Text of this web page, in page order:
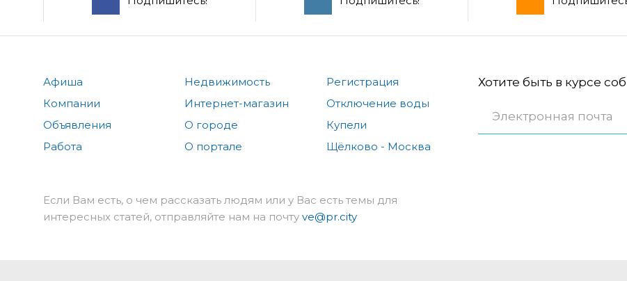
Афиша
Компании
Объявления
Работа
Недвижимость
Интернет-магазин
О городе
О портале
Регистрация
Отключение воды
Купели
Щёлково - Москва
Хотите быть в курсе
Если Вам есть, о чем рассказать людям или у Вас есть темы для
интересных статей, отправляйте нам на почту ve@pr.city